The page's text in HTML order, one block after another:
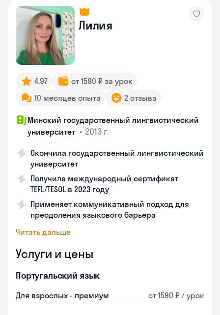
Лилия
4.97
от 1590 ₽ за урок
10 месяцев опыта
2 отзыва
Минский государственный лингвистический
университет • 2013 г.
Окончила государственный лингвистический
университет
Получила международный сертификат
TEFL/TESOL в 2023 году
Применяет коммуникативный подход для
преодоления языкового барьера
Читать дальше
Услуги и цены
Португальский язык
Для взрослых - премиум от 1590 ₽ / урок